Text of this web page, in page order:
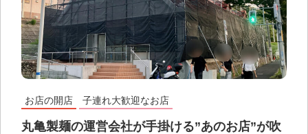
お店の開店 子連れ大歓迎なお店
丸亀製麺の運営会社が手掛ける”あのお店”が吹